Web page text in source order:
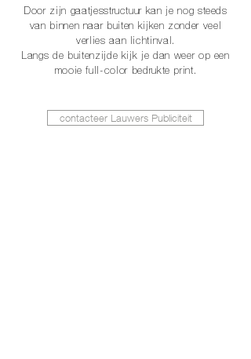
Door zijn gaatjesstructuur kan je nog steeds
van binnen naar buiten kijken zonder veel
verlies aan lichtinval.
Langs de buitenzijde kijk je dan weer op een
mooie full-color bedrukte print.
contacteer Lauwers Publiciteit